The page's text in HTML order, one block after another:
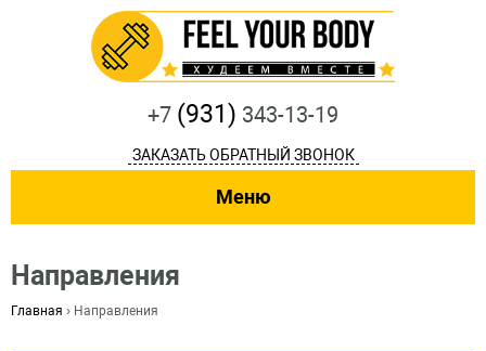
+7 (931) 343-13-19
ЗАКАЗАТЬ ОБРАТНЫЙ ЗВОНОК
Меню
Направления
Главная › Направления